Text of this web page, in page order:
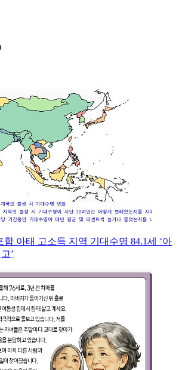
함 아태 고소득 지역 기대수명 84.1세 ‘아
’